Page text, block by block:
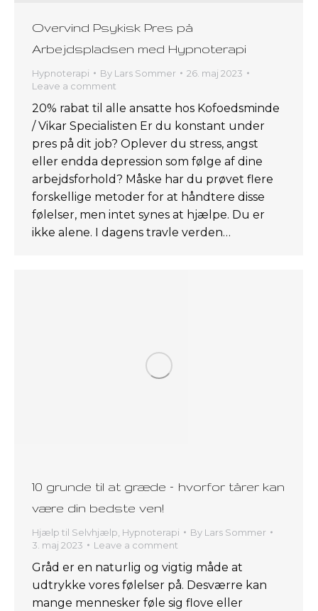
Overvind Psykisk Pres på
Arbejdspladsen med Hypnoterapi
Hypnoterapi By Lars Sommer
26. maj 2023
Leave a comment
20% rabat til alle ansatte hos Kofoedsminde
/ Vikar Specialisten Er du konstant under
pres på dit job? Oplever du stress, angst
eller endda depression som følge af dine
arbejdsforhold? Måske har du prøvet flere
forskellige metoder for at håndtere disse
følelser, men intet synes at hjælpe. Du er
ikke alene. I dagens travle verden…
10 grunde til at græde – hvorfor tårer kan
være din bedste ven!
Hjælp til Selvhjælp Hypnoterapi By Lars Sommer
3. maj 2023
Leave a comment
Gråd er en naturlig og vigtig måde at
udtrykke vores følelser på. Desværre kan
mange mennesker føle sig flove eller